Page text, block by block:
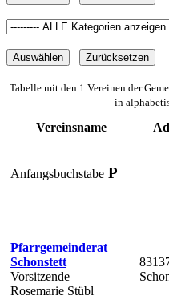
Tabelle mit den 1 Vereinen der
in
Vereinsname
Anfangsbuchstabe P
Pfarrgemeinderat
Schonstett
Vorsitzende
Rosemarie Stübl